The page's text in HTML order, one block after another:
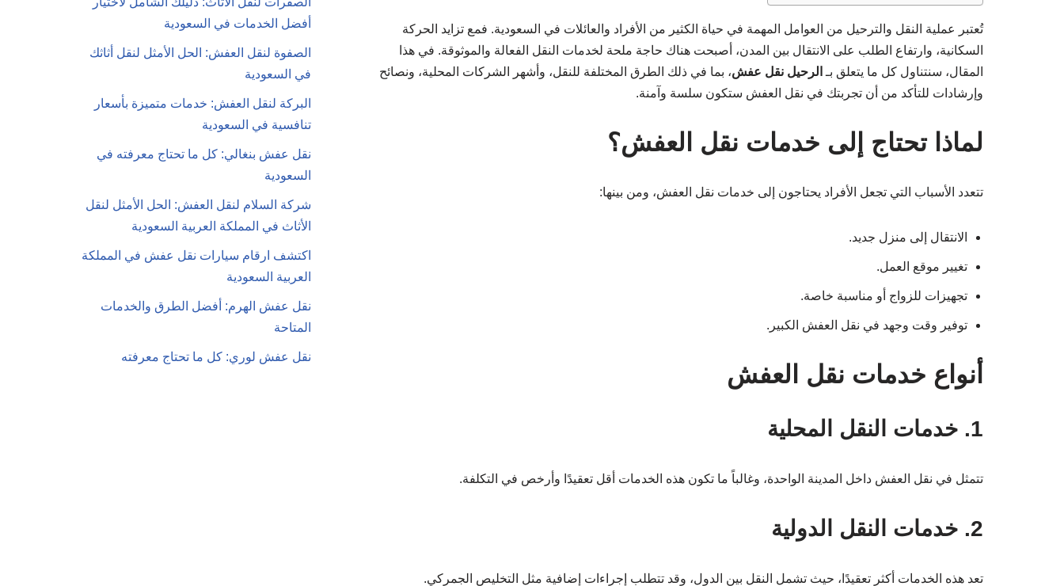
تُعتبر عملية النقل والترحيل من العوامل المهمة في حياة الكثير من الأفراد والعائلات في السعودية. فمع تزايد الحركة
السكانية، وارتفاع الطلب على الانتقال بين المدن، أصبحت هناك حاجة ملحة لخدمات النقل الفعالة والموثوقة. في هذا
المقال، سنتناول كل ما يتعلق بـ الرحيل نقل عفش، بما في ذلك الطرق المختلفة للنقل، وأشهر الشركات المحلية، ونصائح
وإرشادات للتأكد من أن تجربتك في نقل العفش ستكون سلسة وآمنة.
لماذا تحتاج إلى خدمات نقل العفش؟
تتعدد الأسباب التي تجعل الأفراد يحتاجون إلى خدمات نقل العفش، ومن بينها:
الانتقال إلى منزل جديد.
تغيير موقع العمل.
تجهيزات للزواج أو مناسبة خاصة.
توفير وقت وجهد في نقل العفش الكبير.
أنواع خدمات نقل العفش
1. خدمات النقل المحلية
تتمثل في نقل العفش داخل المدينة الواحدة، وغالباً ما تكون هذه الخدمات أقل تعقيدًا وأرخص في التكلفة.
2. خدمات النقل الدولية
تعد هذه الخدمات أكثر تعقيدًا، حيث تشمل النقل بين الدول، وقد تتطلب إجراءات إضافية مثل التخليص الجمركي.
أفضل الخدمات في السعودية
الصفوة لنقل العفش: الحل الأمثل لنقل أثاثك
في السعودية
البركة لنقل العفش: خدمات متميزة بأسعار
تنافسية في السعودية
نقل عفش بنغالي: كل ما تحتاج معرفته في
السعودية
شركة السلام لنقل العفش: الحل الأمثل لنقل
الأثاث في المملكة العربية السعودية
اكتشف ارقام سيارات نقل عفش في المملكة
العربية السعودية
نقل عفش الهرم: أفضل الطرق والخدمات
المتاحة
نقل عفش لوري: كل ما تحتاج معرفته